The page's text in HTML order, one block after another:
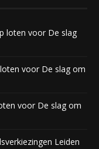
loten voor De slag
voor De slag om
voor De slag om
Leiden